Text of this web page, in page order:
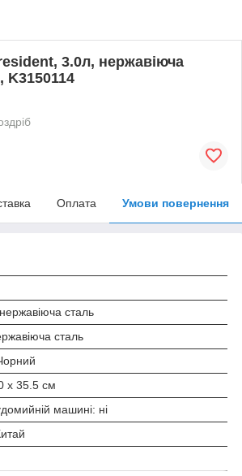
3.0л, нержавіюча
K3150114
Оплата Умови повернення
сталь
сталь
x 35.5 см
машині: ні